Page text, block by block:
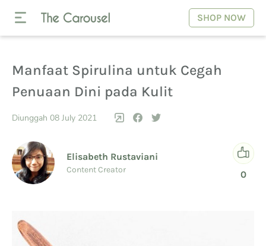
SHOP NOW
Manfaat Spirulina untuk Cegah
Penuaan Dini pada Kulit
Diunggah 08 July 2021
Elisabeth Rustaviani
Content Creator 0